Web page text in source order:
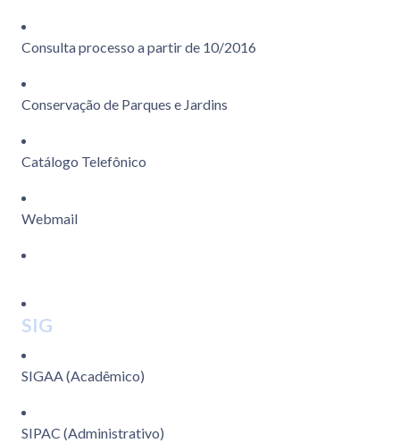
Consulta processo a partir de 10/2016
Conservação de Parques e Jardins
Catálogo Telefônico
Webmail
SIG
SIGAA (Acadêmico)
SIPAC (Administrativo)